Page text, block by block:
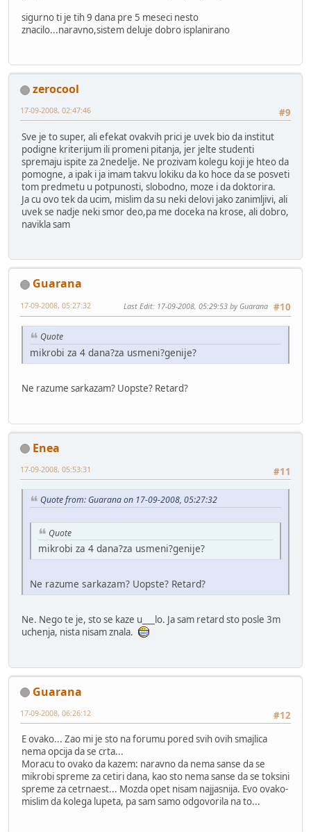
sigurno ti je tih 9 dana pre 5 meseci nesto
znacilo...naravno,sistem deluje dobro isplanirano
zerocool
#9
17-09-2008, 02:47:46
Sve je to super, ali efekat ovakvih prici je uvek bio da institut
podigne kriterijum ili promeni pitanja, jer jelte studenti
spremaju ispite za 2nedelje. Ne prozivam kolegu koji je hteo da
pomogne, a ipak i ja imam takvu lokiku da ko hoce da se posveti
tom predmetu u potpunosti, slobodno, moze i da doktorira.
Ja cu ovo tek da ucim, mislim da su neki delovi jako zanimljivi, ali
uvek se nadje neki smor deo,pa me doceka na krose, ali dobro,
navikla sam
Guarana
#10
17-09-2008, 05:27:32 Last Edit: 17-09-2008, 05:29:53 by Guarana
Quote
mikrobi za 4 dana?za usmeni?genije?
Ne razume sarkazam? Uopste? Retard?
Enea
#11
17-09-2008, 05:53:31
Quote from: Guarana on 17-09-2008, 05:27:32
Quote
mikrobi za 4 dana?za usmeni?genije?
Ne razume sarkazam? Uopste? Retard?
Ne. Nego te je, sto se kaze u___lo. Ja sam retard sto posle 3m
uchenja, nista nisam znala.
Guarana
#12
17-09-2008, 06:26:12
E ovako... Zao mi je sto na forumu pored svih ovih smajlica
nema opcija da se crta...
Moracu to ovako da kazem: naravno da nema sanse da se
mikrobi spreme za cetiri dana, kao sto nema sanse da se toksini
spreme za cetrnaest... Mozda opet nisam najjasnija. Evo ovako-
mislim da kolega lupeta, pa sam samo odgovorila na to...